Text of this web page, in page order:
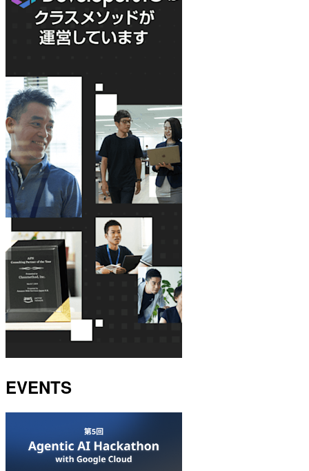
EVENTS